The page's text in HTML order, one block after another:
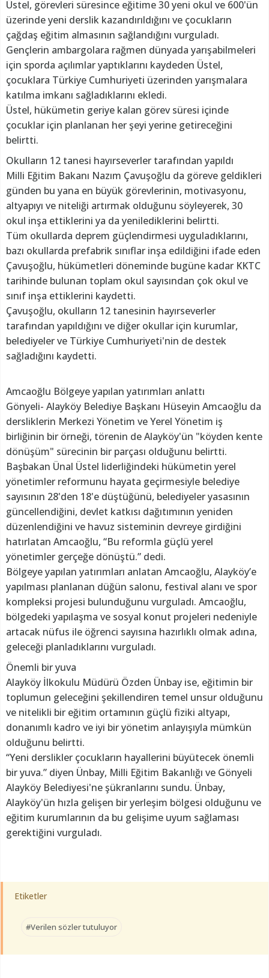
Üstel, görevleri süresince eğitime 30 yeni okul ve 600'ün
üzerinde yeni derslik kazandırıldığını ve çocukların
çağdaş eğitim almasının sağlandığını vurguladı.
Gençlerin ambargolara rağmen dünyada yarışabilmeleri
için sporda açılımlar yaptıklarını kaydeden Üstel,
çocuklara Türkiye Cumhuriyeti üzerinden yarışmalara
katılma imkanı sağladıklarını ekledi.
Üstel, hükümetin geriye kalan görev süresi içinde
çocuklar için planlanan her şeyi yerine getireceğini
belirtti.
Okulların 12 tanesi hayırseverler tarafından yapıldı
Milli Eğitim Bakanı Nazım Çavuşoğlu da göreve geldikleri
günden bu yana en büyük görevlerinin, motivasyonu,
altyapıyı ve niteliği artırmak olduğunu söyleyerek, 30
okul inşa ettiklerini ya da yenilediklerini belirtti.
Tüm okullarda deprem güçlendirmesi uyguladıklarını,
bazı okullarda prefabrik sınıflar inşa edildiğini ifade eden
Çavuşoğlu, hükümetleri döneminde bugüne kadar KKTC
tarihinde bulunan toplam okul sayısından çok okul ve
sınıf inşa ettiklerini kaydetti.
Çavuşoğlu, okulların 12 tanesinin hayırseverler
tarafından yapıldığını ve diğer okullar için kurumlar,
belediyeler ve Türkiye Cumhuriyeti'nin de destek
sağladığını kaydetti.
Amcaoğlu Bölgeye yapılan yatırımları anlattı
Gönyeli- Alayköy Belediye Başkanı Hüseyin Amcaoğlu da
dersliklerin Merkezi Yönetim ve Yerel Yönetim iş
birliğinin bir örneği, törenin de Alayköy'ün "köyden kente
dönüşüm" sürecinin bir parçası olduğunu belirtti.
Başbakan Ünal Üstel liderliğindeki hükümetin yerel
yönetimler reformunu hayata geçirmesiyle belediye
sayısının 28'den 18'e düştüğünü, belediyeler yasasının
güncellendiğini, devlet katkısı dağıtımının yeniden
düzenlendiğini ve havuz sisteminin devreye girdiğini
hatırlatan Amcaoğlu, “Bu reformla güçlü yerel
yönetimler gerçeğe dönüştü.” dedi.
Bölgeye yapılan yatırımları anlatan Amcaoğlu, Alayköy’e
yapılması planlanan düğün salonu, festival alanı ve spor
kompleksi projesi bulunduğunu vurguladı. Amcaoğlu,
bölgedeki yapılaşma ve sosyal konut projeleri nedeniyle
artacak nüfus ile öğrenci sayısına hazırlıklı olmak adına,
geleceği planladıklarını vurguladı.
Önemli bir yuva
Alayköy İlkokulu Müdürü Özden Ünbay ise, eğitimin bir
toplumun geleceğini şekillendiren temel unsur olduğunu
ve nitelikli bir eğitim ortamının güçlü fiziki altyapı,
donanımlı kadro ve iyi bir yönetim anlayışıyla mümkün
olduğunu belirtti.
“Yeni derslikler çocukların hayallerini büyütecek önemli
bir yuva.” diyen Ünbay, Milli Eğitim Bakanlığı ve Gönyeli
Alayköy Belediyesi'ne şükranlarını sundu. Ünbay,
Alayköy'ün hızla gelişen bir yerleşim bölgesi olduğunu ve
eğitim kurumlarının da bu gelişime uyum sağlaması
gerektiğini vurguladı.
Etiketler
#Verilen sözler tutuluyor